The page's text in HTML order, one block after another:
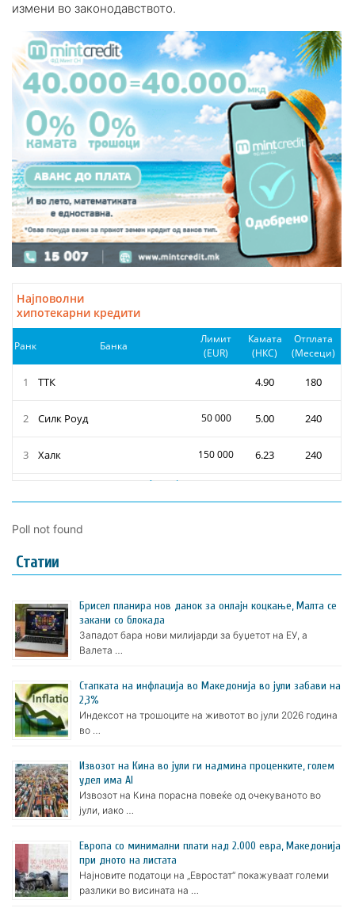
измени во законодавството.
Poll not found
Статии
Брисел планира нов данок за онлајн коцкање, Малта се
закани со блокада
Западот бара нови милијарди за буџетот на ЕУ, а
Валета …
Стапката на инфлација во Македонија во јули забави на
2,3%
Индексот на трошоците на животот во јули 2026 година
во …
Извозот на Кина во јули ги надмина проценките, голем
удел има AI
Извозот на Кина порасна повеќе од очекуваното во
јули, иако …
Европа со минимални плати над 2.000 евра, Македонија
при дното на листата
Најновите податоци на „Евростат“ покажуваат големи
разлики во висината на …